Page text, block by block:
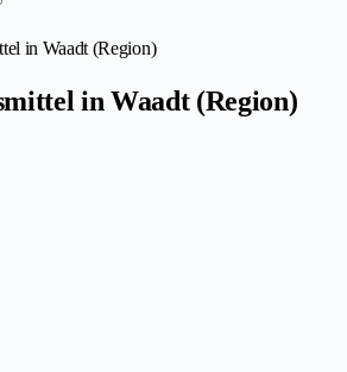
in Waadt (Region)
in Waadt (Region)